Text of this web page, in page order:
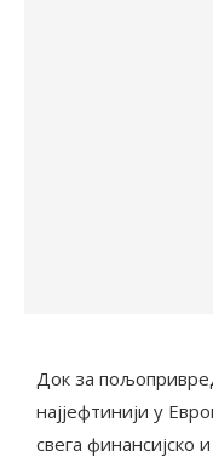
Док за
најјефтинији у
свега финансијско